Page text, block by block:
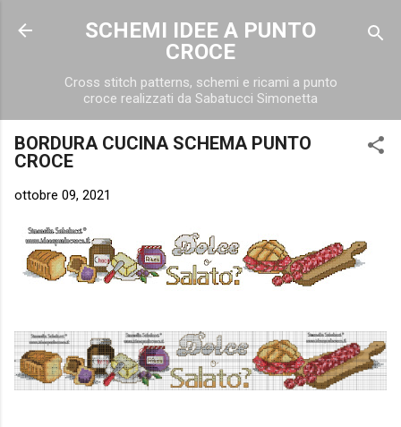
Passa ai contenuti principali
SCHEMI IDEE A PUNTO
CROCE
Cross stitch patterns, schemi e ricami a punto
croce realizzati da Sabatucci Simonetta
BORDURA CUCINA SCHEMA PUNTO
CROCE
ottobre 09, 2021